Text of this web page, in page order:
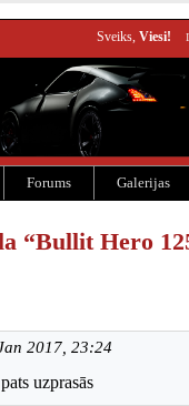
Sveiks, Viesi!
Forums Galerijas
“Bullit Hero
2017, 23:24
uzprasās